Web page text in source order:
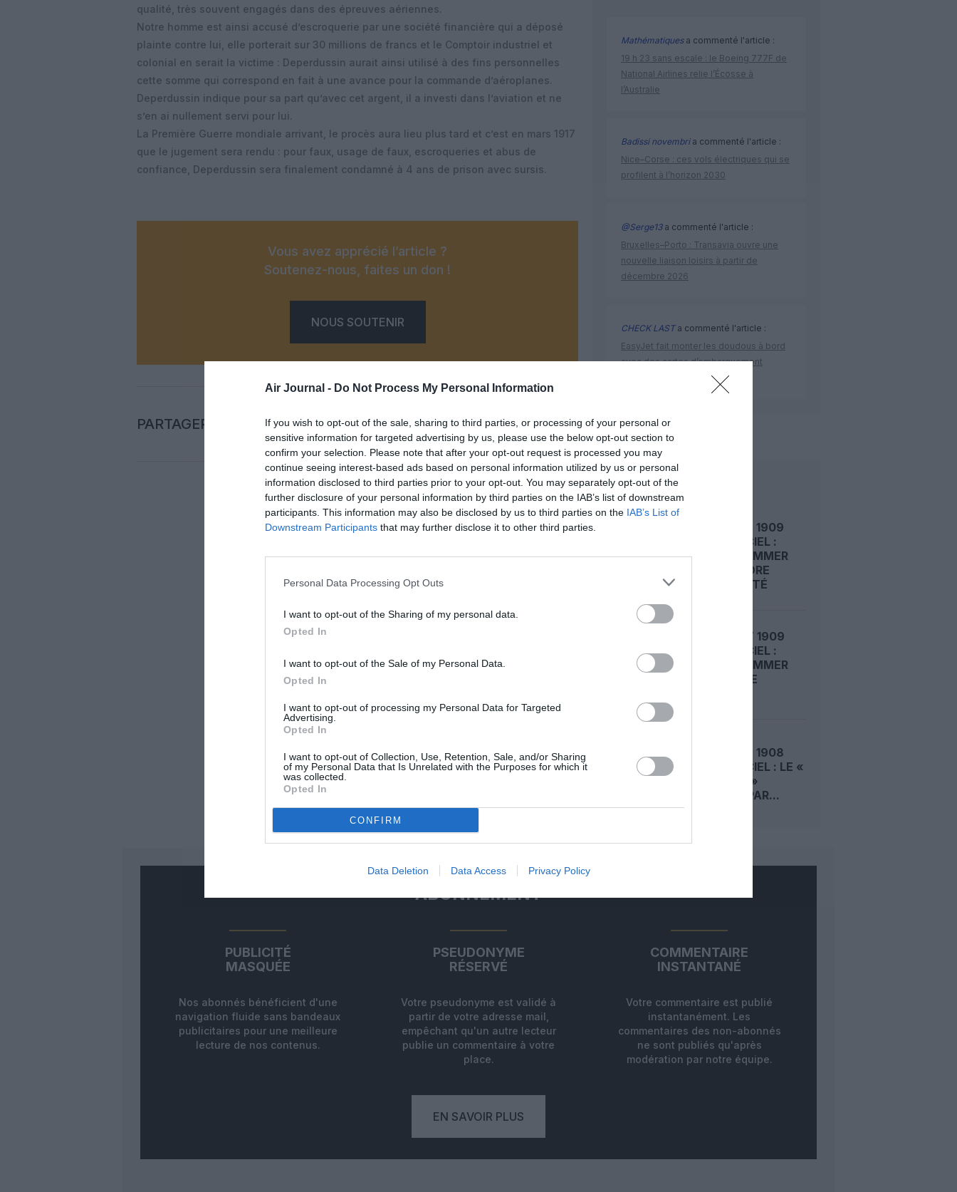
Air Journal - Do Not Process My Personal Information
If you wish to opt-out of the sale, sharing to third parties, or processing of your personal or
sensitive information for targeted advertising by us, please use the below opt-out section to
confirm your selection. Please note that after your opt-out request is processed you may
continue seeing interest-based ads based on personal information utilized by us or personal
information disclosed to third parties prior to your opt-out. You may separately opt-out of the
further disclosure of your personal information by third parties on the IAB’s list of downstream
participants. This information may also be disclosed by us to third parties on the IAB’s List of
Downstream Participants that may further disclose it to other third parties.
Personal Data Processing Opt Outs
I want to opt-out of the Sharing of my personal data.
Opted In
I want to opt-out of the Sale of my Personal Data.
Opted In
I want to opt-out of processing my Personal Data for Targeted
Advertising.
Opted In
I want to opt-out of Collection, Use, Retention, Sale, and/or Sharing
of my Personal Data that Is Unrelated with the Purposes for which it
was collected.
Opted In
CONFIRM
Data Deletion Data Access Privacy Policy
qualité, très souvent engagés dans des épreuves aériennes.
Notre homme est ainsi accusé d’escroquerie par une société financière qui a déposé
plainte contre lui, elle porterait sur 30 millions de francs et le Comptoir industriel et
colonial en serait la victime : Deperdussin aurait ainsi utilisé à des fins personnelles
cette somme qui correspond en fait à une avance pour la commande d’aéroplanes.
Deperdussin indique pour sa part qu’avec cet argent, il a investi dans l’aviation et ne
s’en ai nullement servi pour lui.
La Première Guerre mondiale arrivant, le procès aura lieu plus tard et c’est en mars 1917
que le jugement sera rendu : pour faux, usage de faux, escroqueries et abus de
confiance, Deperdussin sera finalement condamné à 4 ans de prison avec sursis.
Vous avez apprécié l’article ?
Soutenez-nous, faites un don !
NOUS SOUTENIR
PARTAGER L'ARTICLE
FacebookTwitterPinterestLinkedInEmail Print
Aucun commentaire !
Mathématiquesa commenté l'article :
19 h 23 sans escale : le Boeing 777F de
National Airlines relie l’Écosse à
l’Australie
Badissi novembria commenté l'article :
Nice–Corse : ces vols électriques qui se
profilent à l’horizon 2030
@Serge13a commenté l'article :
Bruxelles–Porto : Transavia ouvre une
nouvelle liaison loisirs à partir de
décembre 2026
CHECK LASTa commenté l'article :
EasyJet fait monter les doudous à bord
avec des cartes d’embarquement
histoire de l'aviation
LIRE AUSSI
LE 7 AOÛT 1909
DANS LE CIEL :
ROGER SOMMER
FAIT ENCORE
L’ACTUALITÉ
LE 6 AOÛT 1909
DANS LE CIEL :
ROGER SOMMER
PERMET LE
LE 5 AOÛT 1908
DANS LE CIEL : LE «
ZEPPELIN »
DÉTRUIT PAR...
ABONNEMENT
PUBLICITÉ
MASQUÉE
Nos abonnés bénéficient d'une
navigation fluide sans bandeaux
publicitaires pour une meilleure
lecture de nos contenus.
PSEUDONYME
RÉSERVÉ
Votre pseudonyme est validé à
partir de votre adresse mail,
empêchant qu'un autre lecteur
publie un commentaire à votre
place.
COMMENTAIRE
INSTANTANÉ
Votre commentaire est publié
instantanément. Les
commentaires des non-abonnés
ne sont publiés qu'après
modération par notre équipe.
EN SAVOIR PLUS